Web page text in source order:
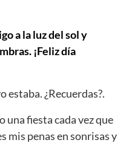
a la luz del sol y
¡Feliz día
estaba. ¿Recuerdas?.
una fiesta cada vez que
mis penas en sonrisas y